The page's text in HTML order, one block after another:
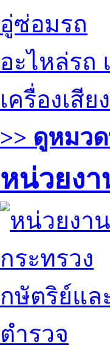
อู่ซ่อมรถ
อะไหล่รถ
เครื่องเสี
>> ดูหมว
หน่วยง
กระทรวง
กษัตริย์แล
ตำรวจ